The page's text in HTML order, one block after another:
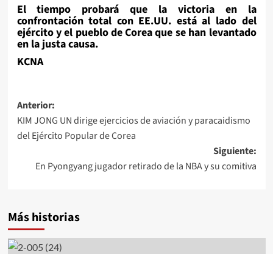
El tiempo probará que la victoria en la
confrontación total con EE.UU. está al lado del
ejército y el pueblo de Corea que se han levantado
en la justa causa.
KCNA
Navegación
de
entradas
Anterior:
KIM JONG UN dirige ejercicios de aviación y paracaidismo
del Ejército Popular de Corea
Siguiente:
En Pyongyang jugador retirado de la NBA y su comitiva
Más historias